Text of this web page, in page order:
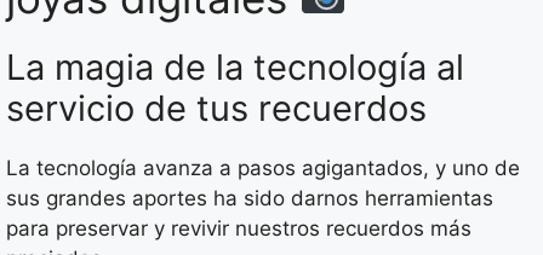
La magia de la tecnología al
servicio de tus recuerdos
La tecnología avanza a pasos agigantados, y uno de
sus grandes aportes ha sido darnos herramientas
para preservar y revivir nuestros recuerdos más